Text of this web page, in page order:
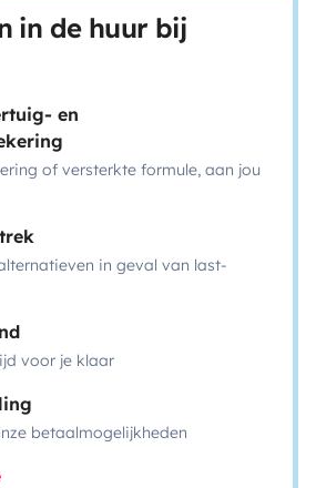
in de huur bij
en
of versterkte formule, aan jou
in geval van last-
voor je klaar
betaalmogelijkheden